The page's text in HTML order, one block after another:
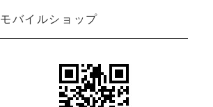
モバイルショップ